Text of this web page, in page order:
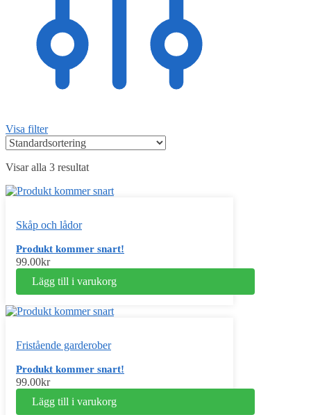
Visa filter
Visar alla 3 resultat
Skåp och lådor
Produkt kommer snart!
99.00kr
Lägg till i varukorg
Fristående garderober
Produkt kommer snart!
99.00kr
Lägg till i varukorg